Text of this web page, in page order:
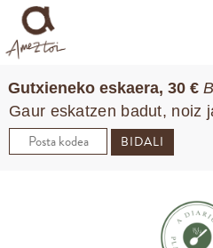
Gaur eskatzen badut, noiz
BIDALI
Gutxieneko eskaera, 30 €